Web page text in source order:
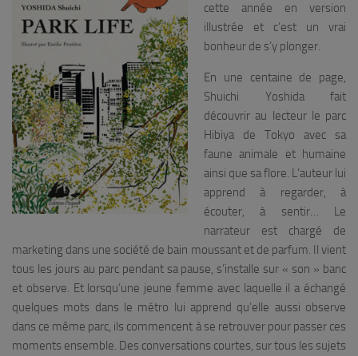
cette année en version
illustrée et c’est un vrai
bonheur de s’y plonger.
En une centaine de page,
Shuichi Yoshida fait
découvrir au lecteur le parc
Hibiya de Tokyo avec sa
faune animale et humaine
ainsi que sa flore. L’auteur lui
apprend à regarder, à
écouter, à sentir… Le
narrateur est chargé de
marketing dans une société de bain moussant et de parfum. Il vient
tous les jours au parc pendant sa pause, s’installe sur « son » banc
et observe. Et lorsqu’une jeune femme avec laquelle il a échangé
quelques mots dans le métro lui apprend qu’elle aussi observe
dans ce même parc, ils commencent à se retrouver pour passer ces
moments ensemble. Des conversations courtes, sur tous les sujets